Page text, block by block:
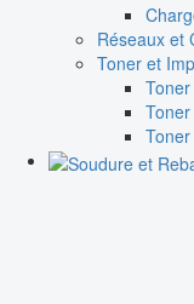
Réseaux et
Toner et